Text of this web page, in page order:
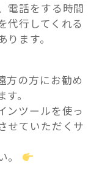
電話をする時間
代行してくれる
ます。
方の方にお勧め
。
ンツールを使っ
せていただくサ
。